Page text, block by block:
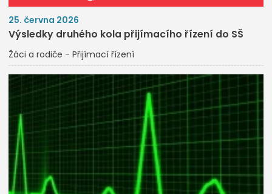
25. června 2026
Výsledky druhého kola přijímacího řízení do SŠ
Žáci a rodiče - Přijímací řízení